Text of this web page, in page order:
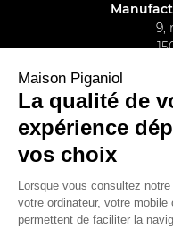
9,
Parapluie Piganiol
Maison Piganiol
Infos pratiques
Maison Piganiol
La qualité de
expérience
vos choix
Lorsque vous consultez
votre ordinateur, votre
permettent de faciliter la